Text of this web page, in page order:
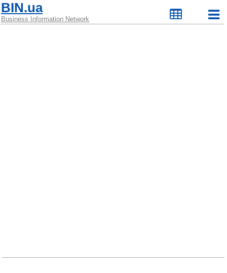
BIN.ua
Business Information Network